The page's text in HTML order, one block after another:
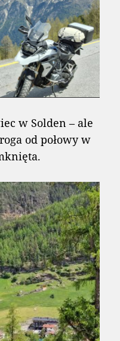
w Solden – ale
od połowy w